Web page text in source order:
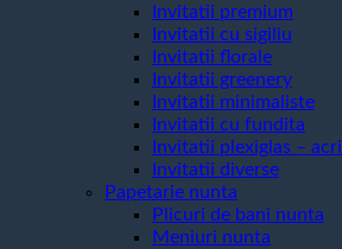
Invitatii premium
Invitatii cu sigiliu
Invitatii florale
Invitatii greenery
Invitatii minimaliste
Invitatii cu fundita
Invitatii plexiglas – acril
Invitatii diverse
Papetarie nunta
Plicuri de bani nunta
Meniuri nunta